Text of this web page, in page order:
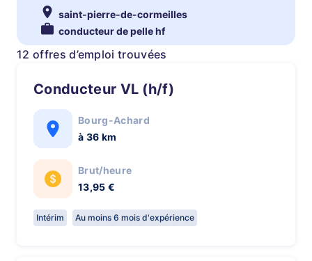
saint-pierre-de-cormeilles
conducteur de pelle hf
12 offres d’emploi trouvées
Conducteur VL (h/f)
Bourg-Achard
à 36 km
Brut/heure
13,95 €
Intérim Au moins 6 mois d'expérience